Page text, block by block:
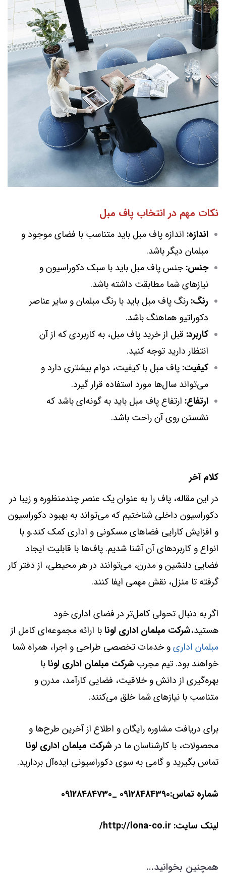
نکات مهم در انتخاب پاف مبل
اندازه: اندازه پاف مبل باید متناسب با فضای موجود و
مبلمان دیگر باشد.
جنس:جنس پاف مبل باید با سبک دکوراسیون و
نیازهای شما مطابقت داشته باشد.
رنگ: رنگ پاف مبل باید با رنگ مبلمان و سایر عناصر
دکوراتیو هماهنگ باشد.
کاربرد: قبل از خرید پاف مبل، به کاربردی که از آن
انتظار دارید توجه کنید.
کیفیت: پاف مبل با کیفیت، دوام بیشتری دارد و
می‌تواند سال‌ها مورد استفاده قرار گیرد.
ارتفاع: ارتفاع پاف مبل باید به گونه‌ای باشد که
نشستن روی آن راحت باشد.
کلام آخر
در این مقاله، پاف را به عنوان یک عنصر چندمنظوره و زیبا در
دکوراسیون داخلی شناختیم که می‌تواند به بهبود دکوراسیون
و افزایش کارایی فضاهای مسکونی و اداری کمک کند.و با
انواع و کاربردهای آن آشنا شدیم. پاف‌ها با قابلیت ایجاد
فضایی دلنشین و مدرن، می‌توانند در هر محیطی، از دفتر کار
گرفته تا منزل، نقش مهمی ایفا کنند.
اگر به دنبال تحولی کامل‌تر در فضای اداری خود
هستید،شرکت مبلمان اداری لونابا ارائه مجموعه‌ای کامل از
مبلمان اداریو خدمات تخصصی طراحی و اجرا، همراه شما
خواهند بود. تیم‌ مجرب شرکت مبلمان اداری لونابا
بهره‌گیری از دانش و خلاقیت، فضایی کارآمد، مدرن و
متناسب با نیازهای شما خلق می‌کنند.
برای دریافت مشاوره رایگان و اطلاع از آخرین طرح‌ها و
محصولات، با کارشناسان ما در شرکت مبلمان اداری لونا
تماس بگیرید و گامی به سوی دکوراسیونی ایده‌آل بردارید.
شماره تماس:09128484390 _09128484730
لینک سایت: http://lona-co.ir/
همچنین بخوانید...